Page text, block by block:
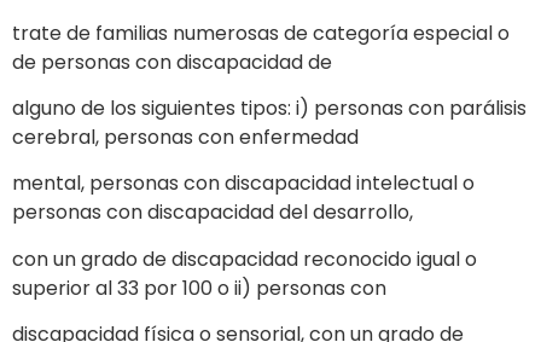
trate de familias numerosas de categoría especial o
de personas con discapacidad de
alguno de los siguientes tipos: i) personas con parálisis
cerebral, personas con enfermedad
mental, personas con discapacidad intelectual o
personas con discapacidad del desarrollo,
con un grado de discapacidad reconocido igual o
superior al 33 por 100 o ii) personas con
discapacidad física o sensorial, con un grado de